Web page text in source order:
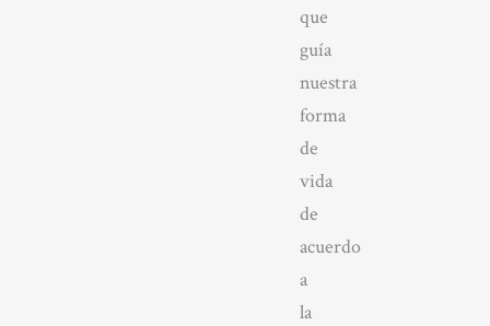
que
guía
nuestra
forma
de
vida
de
acuerdo
a
la